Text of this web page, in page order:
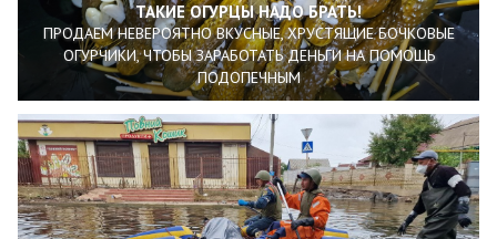
ТАКИЕ ОГУРЦЫ НАДО БРАТЬ!
ПРОДАЕМ НЕВЕРОЯТНО ВКУСНЫЕ, ХРУСТЯЩИЕ БОЧКОВЫЕ
ОГУРЧИКИ, ЧТОБЫ ЗАРАБОТАТЬ ДЕНЬГИ НА ПОМОЩЬ
ПОДОПЕЧНЫМ